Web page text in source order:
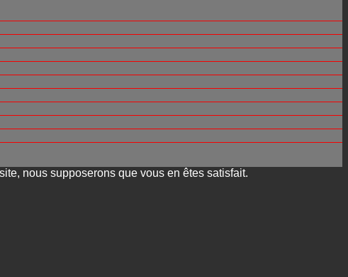
nous supposerons que vous en êtes satisfait.